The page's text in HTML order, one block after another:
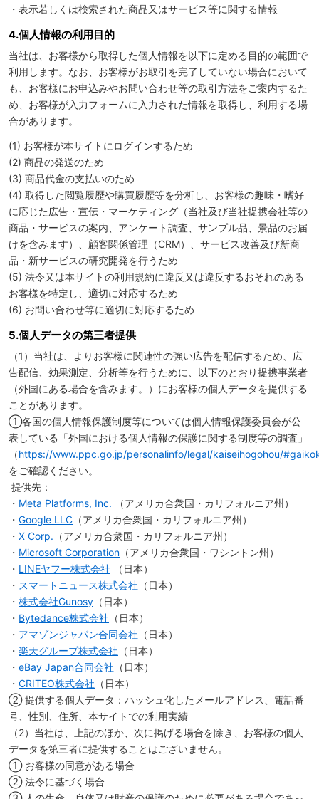
・表示若しくは検索された商品又はサービス等に関する情報
4.個人情報の利用目的
当社は、お客様から取得した個人情報を以下に定める目的の範囲で
利用します。なお、お客様がお取引を完了していない場合において
も、お客様にお申込みやお問い合わせ等の取引方法をご案内するた
め、お客様が入力フォームに入力された情報を取得し、利用する場
合があります。
(1) お客様が本サイトにログインするため
(2) 商品の発送のため
(3) 商品代金の支払いのため
(4) 取得した閲覧履歴や購買履歴等を分析し、お客様の趣味・嗜好
に応じた広告・宣伝・マーケティング（当社及び当社提携会社等の
商品・サービスの案内、アンケート調査、サンプル品、景品のお届
けを含みます）、顧客関係管理（CRM）、サービス改善及び新商
品・新サービスの研究開発を行うため
(5) 法令又は本サイトの利用規約に違反又は違反するおそれのある
お客様を特定し、適切に対応するため
(6) お問い合わせ等に適切に対応するため
5.個人データの第三者提供
（1）当社は、よりお客様に関連性の強い広告を配信するため、広
告配信、効果測定、分析等を行うために、以下のとおり提携事業者
（外国にある場合を含みます。）にお客様の個人データを提供する
ことがあります。
➀各国の個人情報保護制度等については個人情報保護委員会が公
表している「外国における個人情報の保護に関する制度等の調査」
（https://www.ppc.go.jp/personalinfo/legal/kaiseihogohou/
をご確認ください。
提供先：
・ Meta Platforms, Inc. （アメリカ合衆国・カリフォルニア州）
・ Google LLC （アメリカ合衆国・カリフォルニア州）
・ X Corp. （アメリカ合衆国・カリフォルニア州）
・ Microsoft Corporation （アメリカ合衆国・ワシントン州）
・ LINEヤフー株式会社 （日本）
・ スマートニュース株式会社 （日本）
・ 株式会社Gunosy （日本）
・ Bytedance株式会社 （日本）
・ アマゾンジャパン合同会社 （日本）
・ 楽天グループ株式会社 （日本）
・ eBay Japan合同会社 （日本）
・ CRITEO株式会社 （日本）
② 提供する個人データ：ハッシュ化したメールアドレス、電話番
号、性別、住所、本サイトでの利用実績
（2）当社は、上記のほか、次に掲げる場合を除き、お客様の個人
データを第三者に提供することはございません。
① お客様の同意がある場合
② 法令に基づく場合